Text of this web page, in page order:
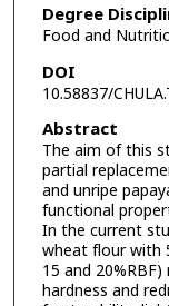
Degree
Food and
DOI
10.58837/
Abstract
The aim of this
partial
and unripe
functional
In the current
wheat flour with
15 and
hardness and